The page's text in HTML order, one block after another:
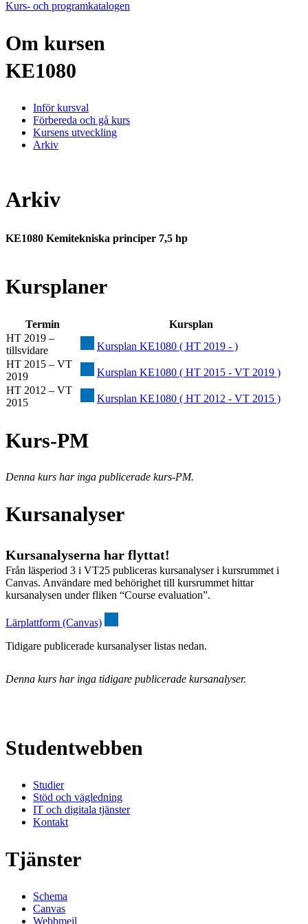
Kurs- och programkatalogen
Om kursen
KE1080
Inför kursval
Förbereda och gå kurs
Kursens utveckling
Arkiv
Arkiv
KE1080 Kemitekniska principer 7,5 hp
Kursplaner
Termin
Kursplan
HT 2019 –
tillsvidare
Kursplan KE1080 ( HT 2019 - )
HT 2015 – VT
2019
Kursplan KE1080 ( HT 2015 - VT 2019 )
HT 2012 – VT
2015
Kursplan KE1080 ( HT 2012 - VT 2015 )
Kurs-PM
Denna kurs har inga publicerade kurs-PM.
Kursanalyser
Kursanalyserna har flyttat!
Från läsperiod 3 i VT25 publiceras kursanalyser i kursrummet i
Canvas. Användare med behörighet till kursrummet hittar
kursanalysen under fliken “Course evaluation”.
Lärplattform (Canvas)
Tidigare publicerade kursanalyser listas nedan.
Denna kurs har inga tidigare publicerade kursanalyser.
Studentwebben
Studier
Stöd och vägledning
IT och digitala tjänster
Kontakt
Tjänster
Schema
Canvas
Webbmejl